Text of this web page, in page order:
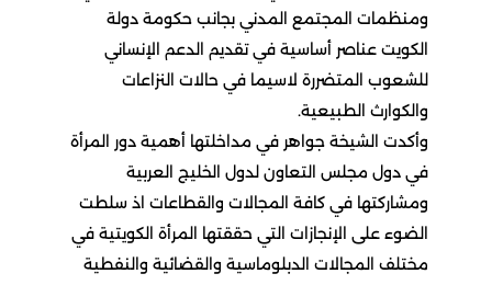
ومنظمات المجتمع المدني بجانب حكومة دولة
الكويت عناصر أساسية في تقديم الدعم الإنساني
للشعوب المتضررة لاسيما في حالات النزاعات
والكوارث الطبيعية.
وأكدت الشيخة جواهر في مداخلتها أهمية دور المرأة
في دول مجلس التعاون لدول الخليج العربية
ومشاركتها في كافة المجالات والقطاعات اذ سلطت
الضوء على الإنجازات التي حققتها المرأة الكويتية في
مختلف المجالات الدبلوماسية والقضائية والنفطية